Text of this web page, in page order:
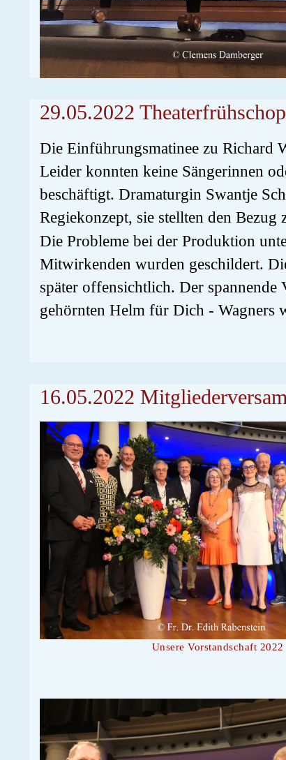
29.05.2022
Die Einführungsmatinee zu Richard
Leider konnten keine Sängerinnen
beschäftigt. Dramaturgin Swantje
Regiekonzept, sie stellten den
Die Probleme bei der Produktion
Mitwirkenden wurden geschildert.
später offensichtlich. Der
gehörnten Helm für Dich - Wagners
16.05.2022
Unsere Vorstandschaft 2022